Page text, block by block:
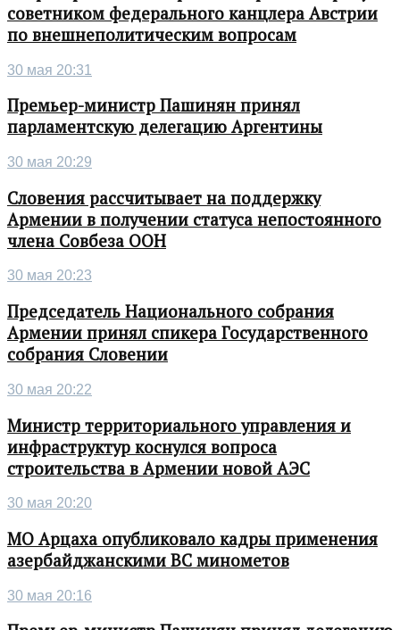
советником федерального канцлера Австрии
по внешнеполитическим вопросам
30 мая 20:31
Премьер-министр Пашинян принял
парламентскую делегацию Аргентины
30 мая 20:29
Словения рассчитывает на поддержку
Армении в получении статуса непостоянного
члена Совбеза ООН
30 мая 20:23
Председатель Национального собрания
Армении принял спикера Государственного
собрания Словении
30 мая 20:22
Министр территориального управления и
инфраструктур коснулся вопроса
строительства в Армении новой АЭС
30 мая 20:20
МО Арцаха опубликовало кадры применения
азербайджанскими ВС минометов
30 мая 20:16